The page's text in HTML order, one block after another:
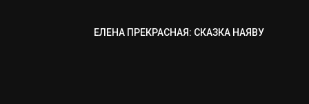
ЕЛЕНА ПРЕКРАСНАЯ: СКАЗКА НАЯВУ